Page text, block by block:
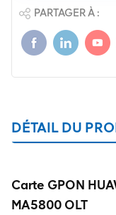
PARTAGER À :
DÉTAIL DU
Carte GPON
MA5800 OLT